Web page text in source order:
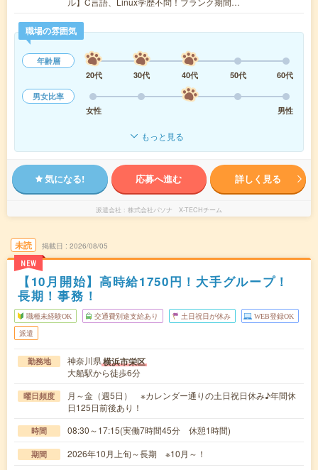
職場の雰囲気
年齢層
20代
30代 40代 50代
60代
男女比率
女性
男性
もっと見る
気になる! 応募へ進む 詳しく見る
派遣会社 株式会社パソナ X-TECHチーム
未読
NEW
掲載日 2026/08/05
【10月開始】高時給1750円！大手グループ！
長期！事務！
職種未経験OK 交通費別途支給あり 土日祝日が休み WEB登録OK
派遣
勤務地 神奈川県横浜市栄区
大船駅から徒歩6分
曜日頻度
月～金（週5日） ※カレンダー通りの土日祝日休み♪年間休
日125日前後あり！
時間 08:30～17:15(実働7時間45分 休憩1時間)
期間 2026年10月上旬～長期 ※10月～！